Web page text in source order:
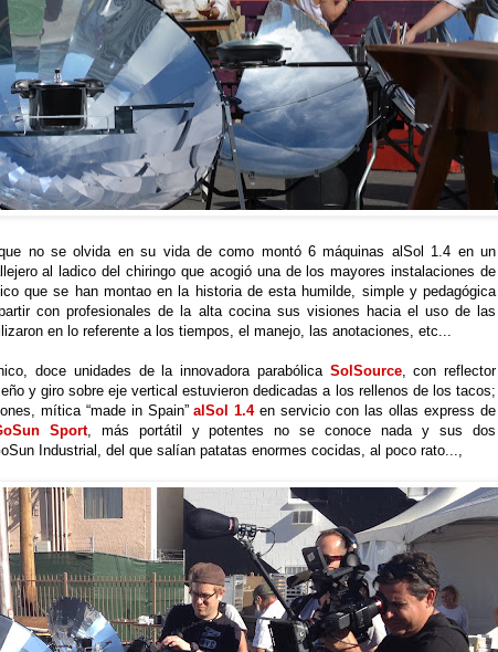
no se olvida en su vida de como montó 6 máquinas alSol 1.4 en un
al ladico del chiringo que acogió una de los mayores instalaciones de
que se han montao en la historia de esta humilde, simple y pedagógica
con profesionales de la alta cocina sus visiones hacia el uso de las
en lo referente a los tiempos, el manejo, las anotaciones, etc...
doce unidades de la innovadora parabólica SolSource, con reflector
y giro sobre eje vertical estuvieron dedicadas a los rellenos de los tacos;
mítica “made in Spain”alSol 1.4en servicio con las ollas express de
Sport, más portátil y potentes no se conoce nada y sus dos
Industrial, del que salían patatas enormes cocidas, al poco rato...,